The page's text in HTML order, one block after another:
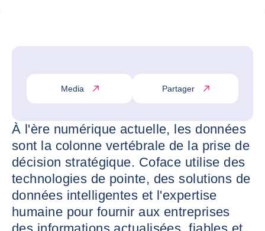
Media Partager
À l'ère numérique actuelle, les données
sont la colonne vertébrale de la prise de
décision stratégique. Coface utilise des
technologies de pointe, des solutions de
données intelligentes et l'expertise
humaine pour fournir aux entreprises